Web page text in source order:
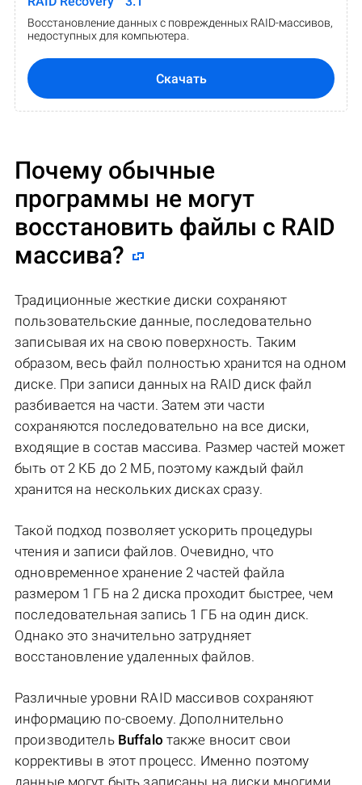
Восстановление данных с поврежденных RAID-массивов,
недоступных для компьютера.
Скачать
Почему обычные
программы не могут
восстановить файлы с RAID
массива?
Традиционные жесткие диски сохраняют
пользовательские данные, последовательно
записывая их на свою поверхность. Таким
образом, весь файл полностью хранится на одном
диске. При записи данных на RAID диск файл
разбивается на части. Затем эти части
сохраняются последовательно на все диски,
входящие в состав массива. Размер частей может
быть от 2 КБ до 2 МБ, поэтому каждый файл
хранится на нескольких дисках сразу.
Такой подход позволяет ускорить процедуры
чтения и записи файлов. Очевидно, что
одновременное хранение 2 частей файла
размером 1 ГБ на 2 диска проходит быстрее, чем
последовательная запись 1 ГБ на один диск.
Однако это значительно затрудняет
восстановление удаленных файлов.
Различные уровни RAID массивов сохраняют
информацию по-своему. Дополнительно
производитель Buffalo также вносит свои
коррективы в этот процесс. Именно поэтому